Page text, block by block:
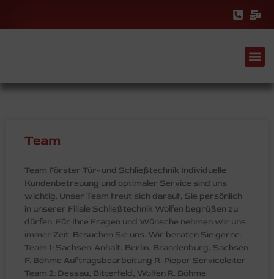
Team
Team Förster Tür- und Schließtechnik Individuelle
Kundenbetreuung und optimaler Service sind uns
wichtig. Unser Team freut sich darauf, Sie persönlich
in unserer Filiale Schließtechnik Wolfen begrüßen zu
dürfen. Für Ihre Fragen und Wünsche nehmen wir uns
immer Zeit. Besuchen Sie uns. Wir beraten Sie gerne.
Team 1: Sachsen-Anhalt, Berlin, Brandenburg, Sachsen
F. Böhme Auftragsbearbeitung R. Pieper Serviceleiter
Team 2: Dessau, Bitterfeld, Wolfen R. Böhme